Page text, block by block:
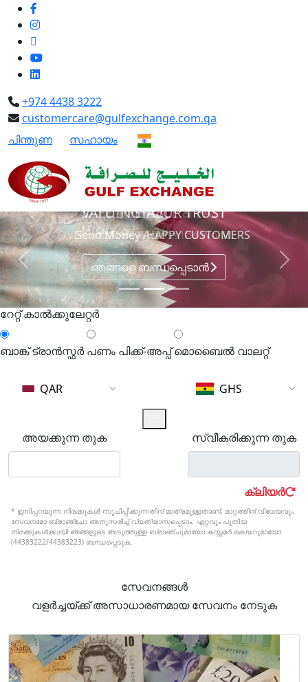
+974 4438 3222
customercare@gulfexchange.com.qa
പിന്തുണ
സഹായം
SAFE, RELIABLE & FAST
Send Money Across the World
ഞങ്ങളെ ബന്ധപ്പെടാന്‍
Previous Next
റേറ്റ് കാൽക്കുലേറ്റർ
ബാങ്ക് ട്രാൻസ്ഫർ പണം പിക്ക്-അപ്പ് മൊബൈൽ വാലറ്റ്
QAR GHS
അയക്കുന്ന തുക സ്വീകരിക്കുന്ന തുക
ക്ലിയർ
* ഇനിപ്പറയുന്ന നിരക്കുകൾ‌ സൂചിപ്പിക്കുന്നതിന് മാത്രമുള്ളതാണ്, മാറ്റത്തിന് വിധേയവും
സേവനമോ ബ്രാഞ്ചോ അനുസരിച്ച് വ്യത്യാസപ്പെടാം. ഏറ്റവും പുതിയ
നിരക്കുകൾക്കായി ഞങ്ങളുടെ അടുത്തുള്ള ബ്രാഞ്ചുമായോ കസ്റ്റമർ കെയറുമായോ
(44383222/44383223) ബന്ധപ്പെടുക.
സേവനങ്ങള്‍
വളർച്ചയ്ക്ക് അസാധാരണമായ സേവനം നേടുക